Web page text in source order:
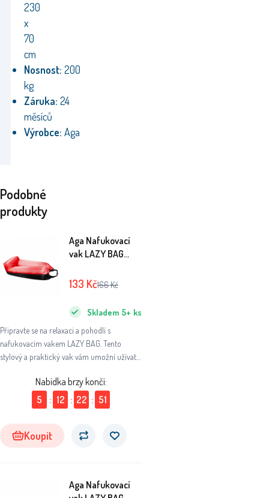
230
x
70
cm
Nosnost: 200
kg
Záruka: 24
měsíců
Výrobce: Aga
Podobné
produkty
Aga Nafukovací
vak LAZY BAG
Černý/Červený
Připravte se na relaxaci a pohodlí s
nafukovacím vakem LAZY BAG. Tento
stylový a praktický vak vám umožní užívat
Skladem 5+ ks
133 Kč166Kč
Nabídka brzy končí:
5
: 12 : 22 : 51
Koupit
Aga Nafukovací